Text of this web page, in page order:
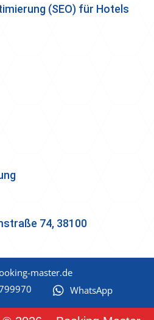
(SEO) für Hotels
74, 38100
master.de
 WhatsApp